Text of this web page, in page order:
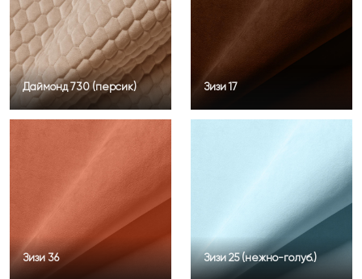
Даймонд 730 (персик)
Зизи 36
Зизи 17
Зизи 25 (нежно-голуб.)